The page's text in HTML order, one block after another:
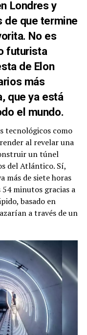
Londres y
de que termine
No es
futurista
de Elon
más
que ya está
el mundo.
tecnológicos como
al revelar una
un túnel
del Atlántico. Sí,
más de siete horas
minutos gracias a
basado en
a través de un